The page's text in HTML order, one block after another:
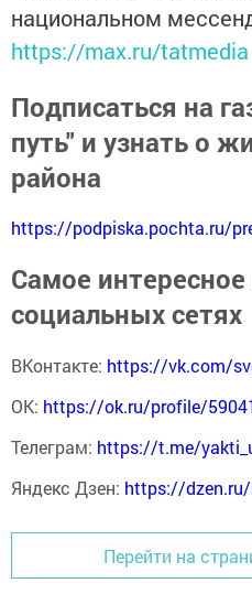
национальном
https://max.ru/tatmedia
Подписаться на
путь" и узнать о
района
https://podpiska.pochta.ru/
Самое
социальных сетях
ВКонтакте: https://vk.com/
ОК: https://ok.ru/profile/
Телеграм: https://t.me/
Яндекс Дзен: https://
Перейти на